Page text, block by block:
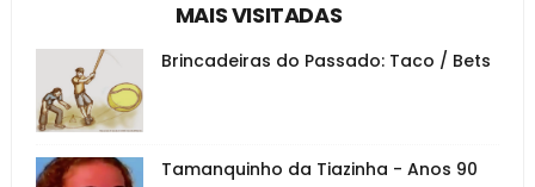
MAIS VISITADAS
Brincadeiras do Passado: Taco / Bets
Tamanquinho da Tiazinha - Anos 90